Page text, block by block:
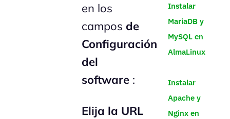
en los
campos de
Configuración
del
software :
Elija la URL
Instalar
MariaDB y
MySQL en
AlmaLinux
Instalar
Apache y
Nginx en